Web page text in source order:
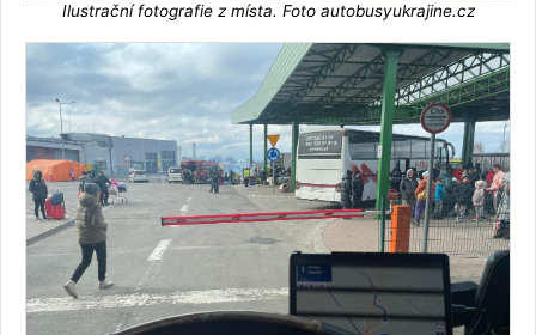
Ilustrační fotografie z místa. Foto autobusyukrajine.cz